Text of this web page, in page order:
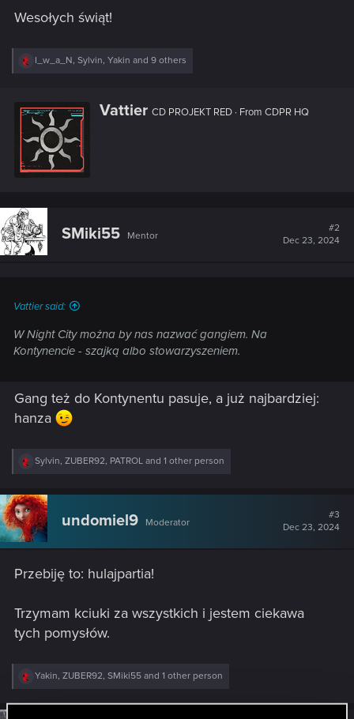
Wesołych świąt!
R
t
i
o
n
s
:
I_w_a_N, Sylvin, Yakin and 9 others
W
Vattier CD PROJEKT RED · From CDPR HQ
SMiki55 Mentor
#2
Dec 23, 2024
Vattier said:
W Night City można by nas nazwać gangiem. Na
Kontynencie - szajką albo stowarzyszeniem.
Gang też do Kontynentu pasuje, a już najbardziej:
hanza
R
c
t
i
o
n
:
Sylvin, ZUBER92, PATROL and 1 other person
undomiel9 Moderator
#3
Dec 23, 2024
Przebiję to: hulajpartia!
Trzymam kciuki za wszystkich i jestem ciekawa
tych pomysłów.
R
a
Yakin, ZUBER92, SMiki55 and 1 other person